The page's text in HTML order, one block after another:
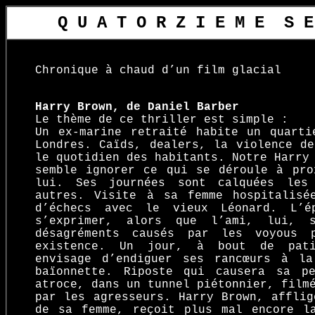
Q U A T O R Z I E M E S
Chronique à chaud d’un film glacial
Harry Brown, de Daniel Barber
Le thème de ce thriller est simple :
Un ex-marine retraité habite un
Londres. Caïds, dealers, la violence
le quotidien des habitants. Notre
semble ignorer ce qui se déroule à
lui. Ses journées sont calquées
autres. Visite à sa femme
d’échecs avec le vieux Léonard.
s’exprimer, alors que l’ami, lui,
désagréments causés par les voyous
existence. Un jour, à bout de
envisage d’endiguer ses rancœurs à
baïonnette. Riposte qui causera sa
atroce, dans un tunnel piétonnier,
par les agresseurs. Harry Brown,
de sa femme, reçoit plus mal encore